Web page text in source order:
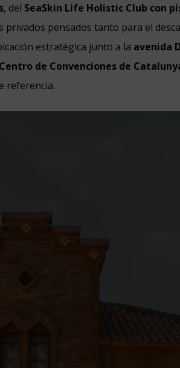
, del SeaSkin Life Holistic Club con
privados pensados tanto para el
estratégica junto a la avenida
Centro de Convenciones de
referencia.